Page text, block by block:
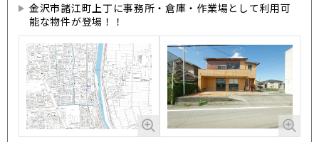
金沢市諸江町上丁に事務所・倉庫・作業場として利用可
能な物件が登場！！